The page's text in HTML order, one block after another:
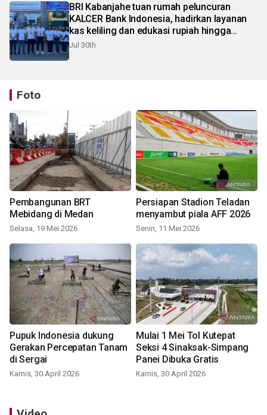
BRI Kabanjahe tuan rumah peluncuran
KALCER Bank Indonesia, hadirkan layanan
kas keliling dan edukasi rupiah hingga
pelosok Karo
Jul 30th
Foto
Pembangunan BRT
Mebidang di Medan
Selasa, 19 Mei 2026
Persiapan Stadion Teladan
menyambut piala AFF 2026
Senin, 11 Mei 2026
Pupuk Indonesia dukung
Gerakan Percepatan Tanam
di Sergai
Kamis, 30 April 2026
Mulai 1 Mei Tol Kutepat
Seksi 4 Sinaksak-Simpang
Panei Dibuka Gratis
Kamis, 30 April 2026